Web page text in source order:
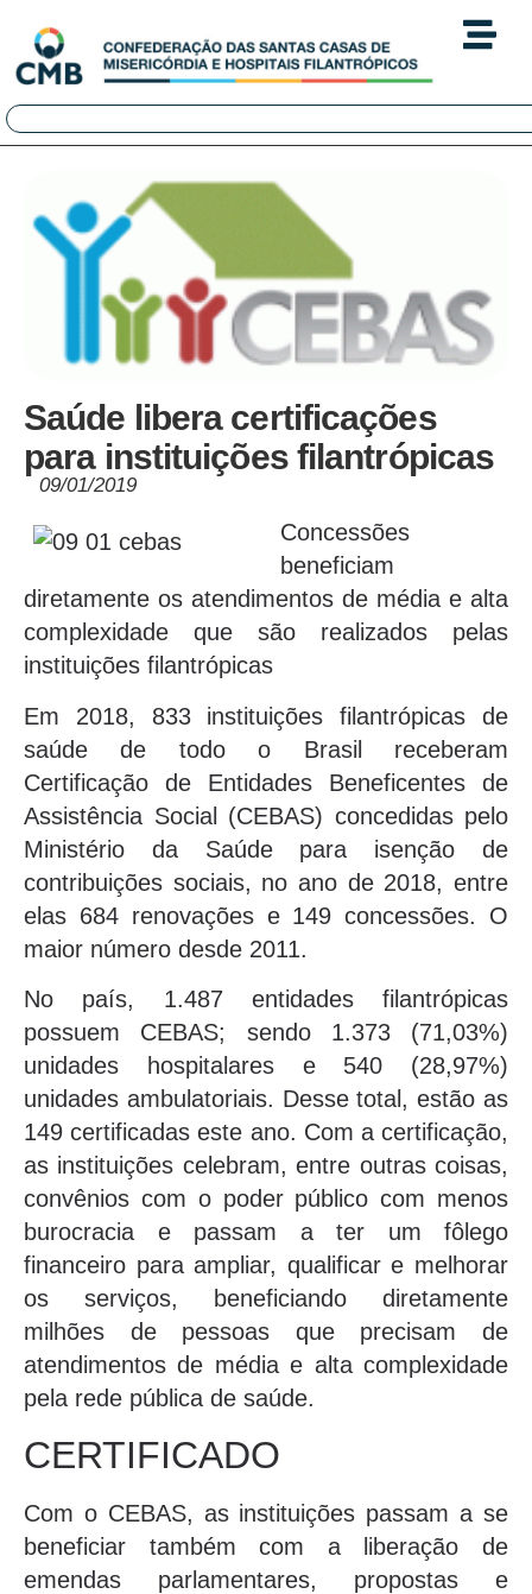
Saúde libera certificações
para instituições filantrópicas
09/01/2019
Concessões
beneficiam
diretamente os atendimentos de média e alta
complexidade que são realizados pelas
instituições filantrópicas
Em 2018, 833 instituições filantrópicas de
saúde de todo o Brasil receberam
Certificação de Entidades Beneficentes de
Assistência Social (CEBAS) concedidas pelo
Ministério da Saúde para isenção de
contribuições sociais, no ano de 2018, entre
elas 684 renovações e 149 concessões. O
maior número desde 2011.
No país, 1.487 entidades filantrópicas
possuem CEBAS; sendo 1.373 (71,03%)
unidades hospitalares e 540 (28,97%)
unidades ambulatoriais. Desse total, estão as
149 certificadas este ano. Com a certificação,
as instituições celebram, entre outras coisas,
convênios com o poder público com menos
burocracia e passam a ter um fôlego
financeiro para ampliar, qualificar e melhorar
os serviços, beneficiando diretamente
milhões de pessoas que precisam de
atendimentos de média e alta complexidade
pela rede pública de saúde.
CERTIFICADO
Com o CEBAS, as instituições passam a se
beneficiar também com a liberação de
emendas parlamentares, propostas e